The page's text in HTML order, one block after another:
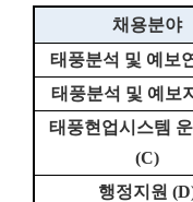
채용분야
태풍분석 및 예보
태풍분석 및 예보
태풍현업시스템
(C)
행정지원